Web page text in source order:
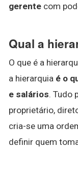
gerente com
Qual a
O que é a
a hierarquia é o
e salários. Tudo
proprietário,
cria-se uma
definir quem